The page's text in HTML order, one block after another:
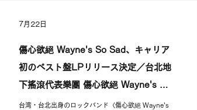
傷心欲絕 Wayne's So Sad、キャリア
初のベスト盤LPリリース決定／台北地
下搖滾代表樂團 傷心欲絕 Wayne's So
Sad 首張精選輯黑膠正式發行
台湾・台北出身のロックバンド〈傷心欲絕 Wayne's
7月22日